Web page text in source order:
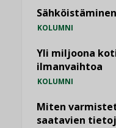
KOLUMNI
Yli miljoona
ilmanvaihtoa
KOLUMNI
Miten
saatavien